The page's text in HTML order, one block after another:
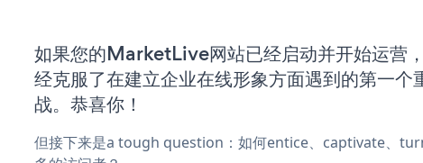
如果您的MarketLive网站已经启动并开始运营
经克服了在建立企业在线形象方面遇到的第一个
战。恭喜你！
但接下来是a tough question：如何entice、captivate、